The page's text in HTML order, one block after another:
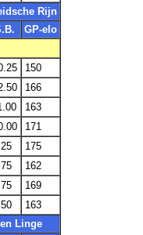
Rijn
GP-elo
150
166
163
171
175
162
169
163
Linge